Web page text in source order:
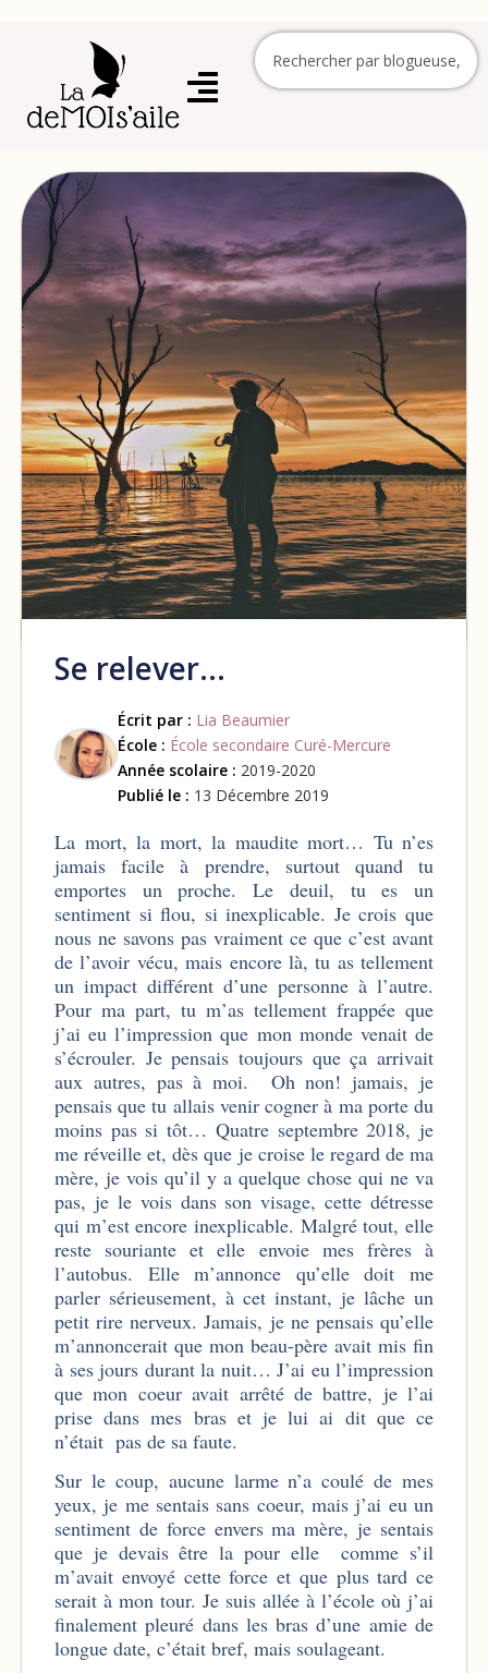
Se relever…
Écrit par : Lia Beaumier
École : École secondaire Curé-Mercure
Année scolaire : 2019-2020
Publié le : 13 Décembre 2019
La mort, la mort, la maudite mort… Tu n’es
jamais facile à prendre, surtout quand tu
emportes un proche. Le deuil, tu es un
sentiment si flou, si inexplicable. Je crois que
nous ne savons pas vraiment ce que c’est avant
de l’avoir vécu, mais encore là, tu as tellement
un impact différent d’une personne à l’autre.
Pour ma part, tu m’as tellement frappée que
j’ai eu l’impression que mon monde venait de
s’écrouler. Je pensais toujours que ça arrivait
aux autres, pas à moi. Oh non! jamais, je
pensais que tu allais venir cogner à ma porte du
moins pas si tôt… Quatre septembre 2018, je
me réveille et, dès que je croise le regard de ma
mère, je vois qu’il y a quelque chose qui ne va
pas, je le vois dans son visage, cette détresse
qui m’est encore inexplicable. Malgré tout, elle
reste souriante et elle envoie mes frères à
l’autobus. Elle m’annonce qu’elle doit me
parler sérieusement, à cet instant, je lâche un
petit rire nerveux. Jamais, je ne pensais qu’elle
m’annoncerait que mon beau-père avait mis fin
à ses jours durant la nuit… J’ai eu l’impression
que mon coeur avait arrêté de battre, je l’ai
prise dans mes bras et je lui ai dit que ce
n’était pas de sa faute.
Sur le coup, aucune larme n’a coulé de mes
yeux, je me sentais sans coeur, mais j’ai eu un
sentiment de force envers ma mère, je sentais
que je devais être la pour elle comme s’il
m’avait envoyé cette force et que plus tard ce
serait à mon tour. Je suis allée à l’école où j’ai
finalement pleuré dans les bras d’une amie de
longue date, c’était bref, mais soulageant.